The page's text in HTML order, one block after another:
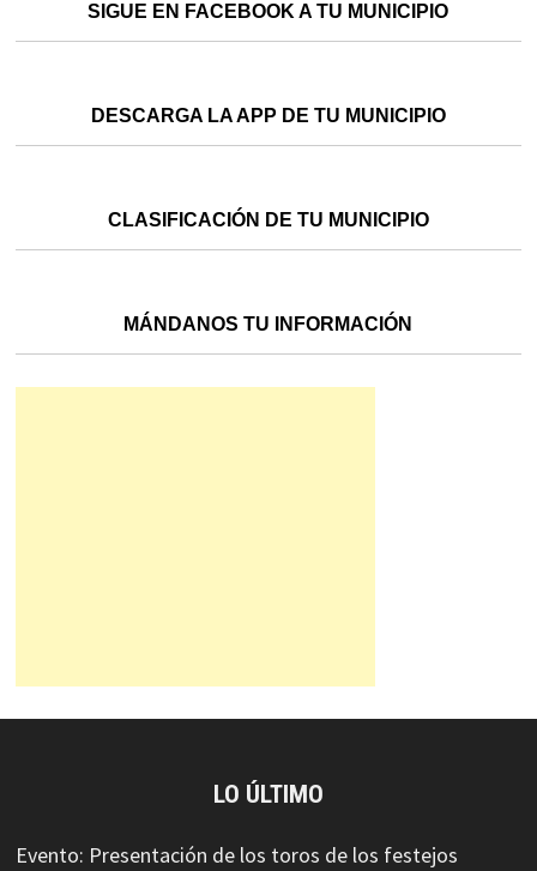
SIGUE EN FACEBOOK A TU MUNICIPIO
DESCARGA LA APP DE TU MUNICIPIO
CLASIFICACIÓN DE TU MUNICIPIO
MÁNDANOS TU INFORMACIÓN
LO ÚLTIMO
Evento: Presentación de los toros de los festejos